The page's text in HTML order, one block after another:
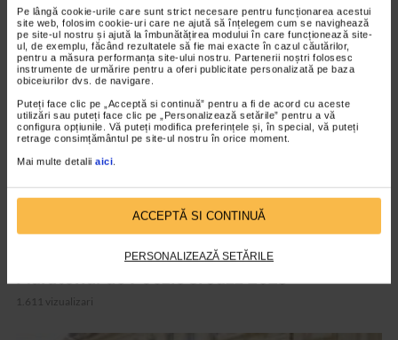
Pe lângă cookie-urile care sunt strict necesare pentru funcționarea acestui
site web, folosim cookie-uri care ne ajută să înțelegem cum se navighează
pe site-ul nostru și ajută la îmbunătățirea modului în care funcționează site-
ul, de exemplu, făcând rezultatele să fie mai exacte în cazul căutărilor,
pentru a măsura performanța site-ului nostru. Partenerii noștri folosesc
instrumente de urmărire pentru a oferi publicitate personalizată pe baza
obiceiurilor dvs. de navigare.
Puteți face clic pe „Acceptă si continuă” pentru a fi de acord cu aceste
utilizări sau puteți face clic pe „Personalizează setările” pentru a vă
configura opțiunile. Vă puteți modifica preferințele și, în special, vă puteți
retrage consimțământul pe site-ul nostru în orice moment.
Mai multe detalii aici.
ACCEPTĂ SI CONTINUĂ
PERSONALIZEAZĂ SETĂRILE
ARTICOLE ASEMANATOARE
VIDEO
Maratonul de Poezie si Jazz 2023
1.611 vizualizari